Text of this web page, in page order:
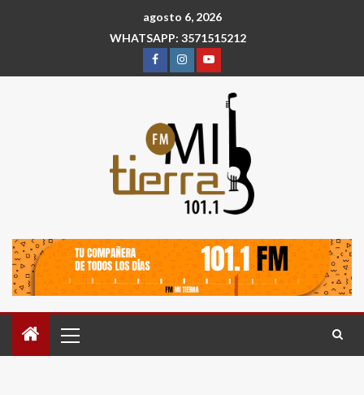
agosto 6, 2026
WHATSAPP: 3571515212